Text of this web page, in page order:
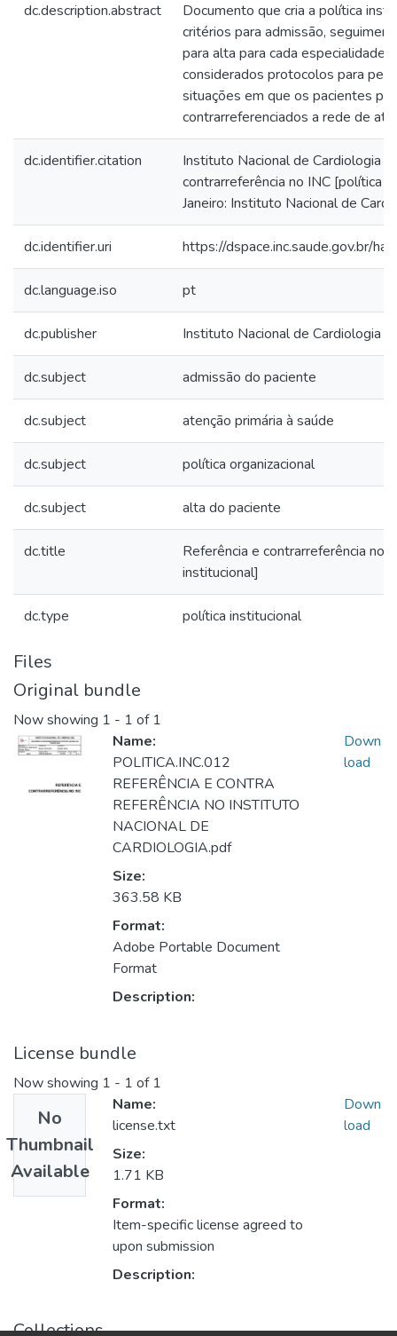
dc.description.abstract
Documento que cria a política
critérios para admissão,
para alta para cada especialidade,
considerados protocolos para
situações em que os pacientes
contrarreferenciados a rede de
dc.identifier.citation
Instituto Nacional de Cardiologia
contrarreferência no INC [política
Janeiro: Instituto Nacional de
dc.identifier.uri https://dspace.inc.saude.gov.br/
dc.language.iso pt
dc.publisher Instituto Nacional de Cardiologia
dc.subject admissão do paciente
dc.subject atenção primária à saúde
dc.subject política organizacional
dc.subject alta do paciente
dc.title
Referência e contrarreferência no
institucional]
dc.type política institucional
Files
Original bundle
Now showing 1 - 1 of 1
Name:
POLITICA.INC.012
REFERÊNCIA E CONTRA
REFERÊNCIA NO INSTITUTO
NACIONAL DE
CARDIOLOGIA.pdf
Size:
363.58 KB
Format:
Adobe Portable Document
Format
Description:
Down
load
License bundle
Now showing 1 - 1 of 1
No
Thumbnail
Available
Name:
license.txt
Size:
1.71 KB
Format:
Item-specific license agreed to
upon submission
Description:
Down
load
Collections